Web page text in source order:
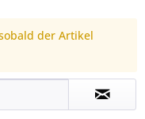
der Artikel